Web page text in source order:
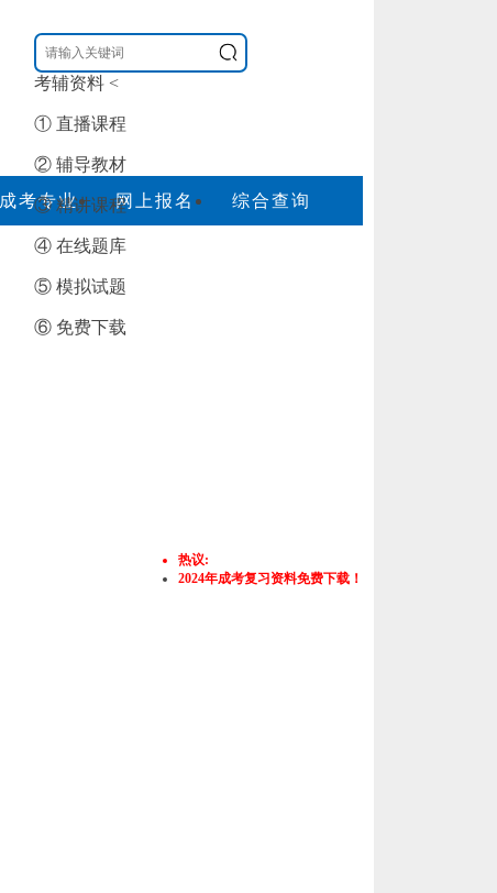
考辅资料 <
① 直播课程
② 辅导教材
③ 精讲课程
④ 在线题库
⑤ 模拟试题
⑥ 免费下载
成考专业 网上报名
综合查询
热议:
2024年成考复习资料免费下载！